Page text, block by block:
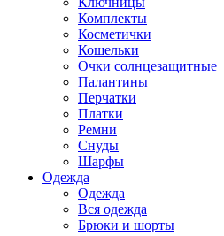
Комплекты
Косметички
Кошельки
Очки солнцезащитные
Палантины
Перчатки
Платки
Ремни
Снуды
Шарфы
Одежда
Одежда
Вся одежда
Брюки и шорты